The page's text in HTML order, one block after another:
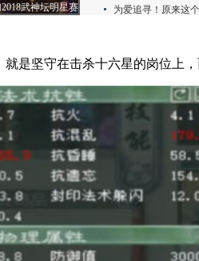
坚守在击杀十六星的岗位上